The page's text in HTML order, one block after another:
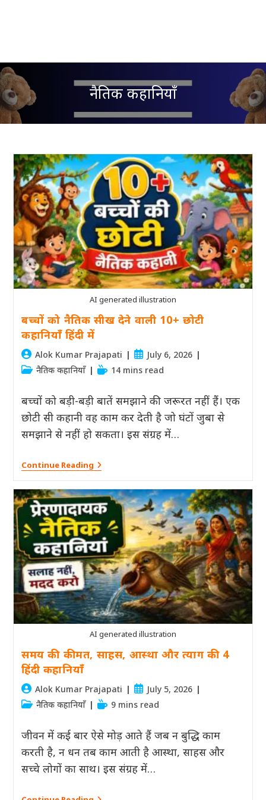
नैतिक कहानियाँ
AI generated illustration
बच्चों को नैतिक सीख देने वाली 10+ छोटी
कहानियाँ हिंदी में
Post
author:
Alok Kumar Prajapati
Post
published:
July 6, 2026
Postनैतिक कहानियाँ
Reading14 mins read
बच्चों को बड़ी-बड़ी बातें समझाने की जरूरत नहीं हैं। एक
छोटी सी कहानी वह काम कर देती है जो घंटों जुबा से
समझाने से नहीं हो सकता। इस संग्रह में…
Continue Readingबच्चों
को
सीख
देने
वाली
10+
छोटी
कहानियाँ
हिंदी
में
AI generated illustration
समय की कीमत, साहस, आस्था और त्याग की 4
हिंदी कहानियाँ
Post
author:
Alok Kumar Prajapati
Post
published:
July 5, 2026
Postनैतिक कहानियाँ
Reading9 mins read
जीवन में कई बार ऐसे मोड़ आते हैं जब न बुद्धि काम
करती है, न धन तब काम आती है आस्था, साहस और
सच्चे लोगों का साथ। इस संग्रह में…